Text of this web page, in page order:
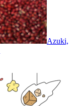
Azuki,